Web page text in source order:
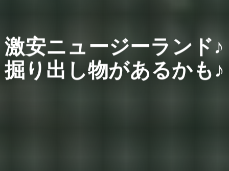
激安ニュージーランド♪
掘り出し物があるかも♪